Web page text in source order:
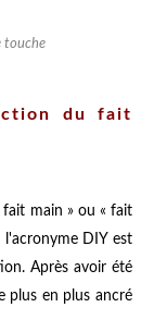
touche
du fait
fait main » ou « fait
l'acronyme DIY est
Après avoir été
plus en plus ancré